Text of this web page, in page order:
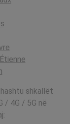
shkallët
/ 4G / 5G në